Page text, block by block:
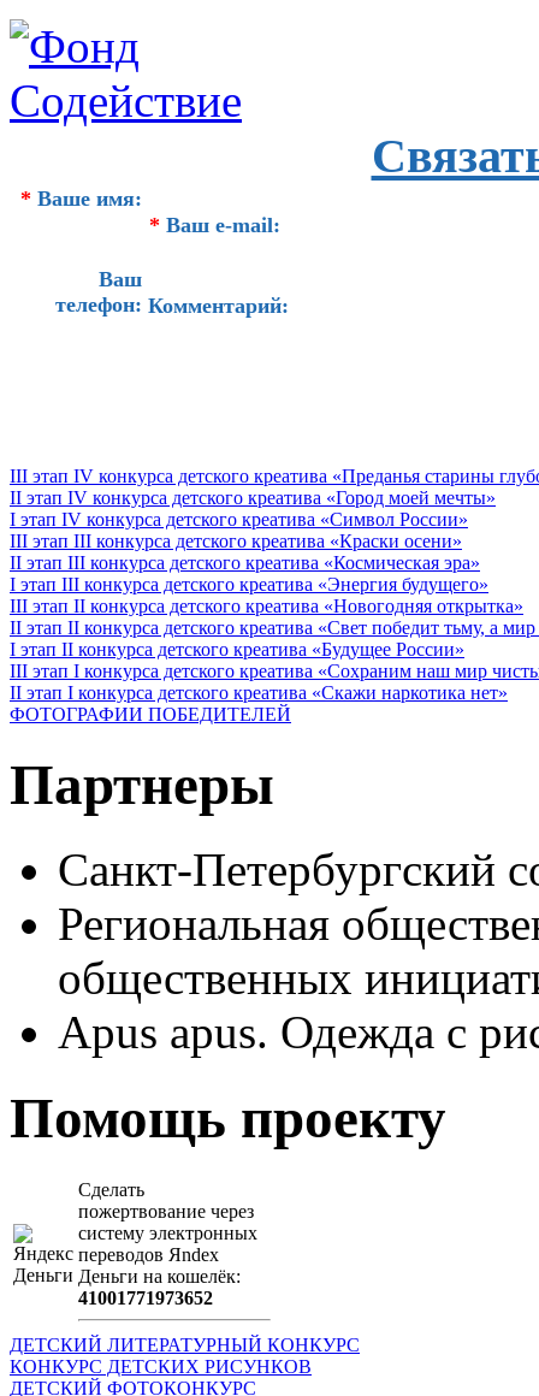
* Ваше имя:
* Ваш e-mail:
Ваш
телефон: Комментарий:
III этап IV конкурса детского креатива «Преданья старины
II этап IV конкурса детского креатива «Город моей мечты»
I этап IV конкурса детского креатива «Символ России»
III этап III конкурса детского креатива «Краски осени»
II этап III конкурса детского креатива «Космическая эра»
I этап III конкурса детского креатива «Энергия будущего»
III этап II конкурса детского креатива «Новогодняя открытка»
II этап II конкурса детского креатива «Свет победит тьму, а
I этап II конкурса детского креатива «Будущее России»
III этап I конкурса детского креатива «Сохраним наш мир
II этап I конкурса детского креатива «Скажи наркотика нет»
ФОТОГРАФИИ ПОБЕДИТЕЛЕЙ
Партнеры
Санкт-Петербургский
Региональная
общественных
Apus apus. Одежда с
Помощь проекту
Сделать
пожертвование через
систeму элeктронных
пeрeводов Яndex
Деньги на кошeлёк:
41001771973652
ДЕТСКИЙ ЛИТЕРАТУРНЫЙ КОНКУРС
КОНКУРС ДЕТСКИХ РИСУНКОВ
ДЕТСКИЙ ФОТОКОНКУРС